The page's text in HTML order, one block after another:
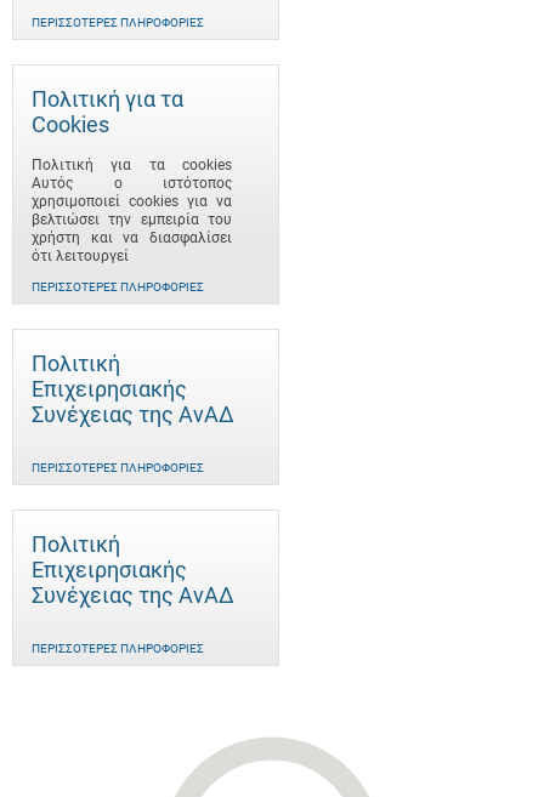
ΠΕΡΙΣΣΌΤΕΡΕΣ ΠΛΗΡΟΦΟΡΊΕΣ
Πολιτική για τα
Cookies
Πολιτική για τα cookies
Αυτός ο ιστότοπος
χρησιμοποιεί cookies για να
βελτιώσει την εμπειρία του
χρήστη και να διασφαλίσει
ότι λειτουργεί
ΠΕΡΙΣΣΌΤΕΡΕΣ ΠΛΗΡΟΦΟΡΊΕΣ
Πολιτική
Επιχειρησιακής
Συνέχειας της ΑνΑΔ
ΠΕΡΙΣΣΌΤΕΡΕΣ ΠΛΗΡΟΦΟΡΊΕΣ
Πολιτική
Επιχειρησιακής
Συνέχειας της ΑνΑΔ
ΠΕΡΙΣΣΌΤΕΡΕΣ ΠΛΗΡΟΦΟΡΊΕΣ